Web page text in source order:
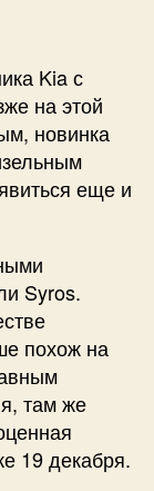
Kia с
на этой
новинка
еще и
Syros.
похож на
там же
19 декабря.